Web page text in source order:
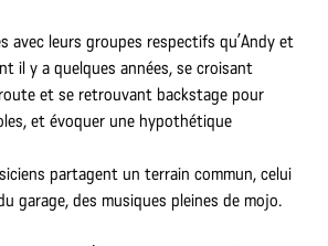
avec leurs groupes respectifs qu’Andy et
il y a quelques années, se croisant
et se retrouvant backstage pour
et évoquer une hypothétique
partagent un terrain commun, celui
garage, des musiques pleines de mojo.